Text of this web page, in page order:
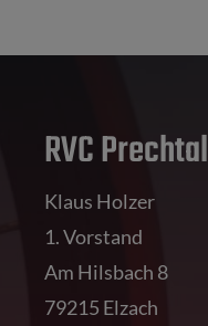
RVC Prechtal
Klaus Holzer
1. Vorstand
Am Hilsbach 8
79215 Elzach